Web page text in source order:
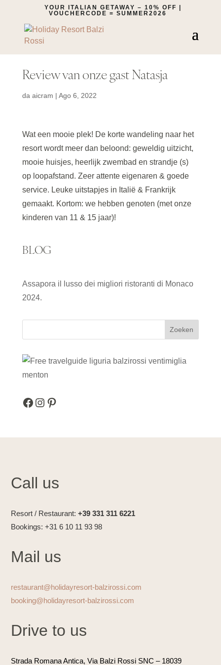
YOUR ITALIAN GETAWAY – 10% OFF |
VOUCHERCODE = SUMMER2026
Review van onze gast Natasja
da aicram | Ago 6, 2022
Wat een mooie plek! De korte wandeling naar het
resort wordt meer dan beloond: geweldig uitzicht,
mooie huisjes, heerlijk zwembad en strandje (s)
op loopafstand. Zeer attente eigenaren & goede
service. Leuke uitstapjes in Italië & Frankrijk
gemaakt. Kortom: we hebben genoten (met onze
kinderen van 11 & 15 jaar)!
BLOG
Assapora il lusso dei migliori ristoranti di Monaco
2024.
Zoeken
Facebook
Instagram
Pinterest
Call us
Resort / Restaurant:+39 331 311 6221
Bookings: +31 6 10 11 93 98
Mail us
restaurant@holidayresort-balzirossi.com
booking@holidayresort-balzirossi.com
Drive to us
Strada Romana Antica, Via Balzi Rossi SNC – 18039